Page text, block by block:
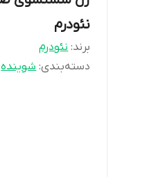
نئودرم
برند: نئودرم
دسته‌بندی:شوینده